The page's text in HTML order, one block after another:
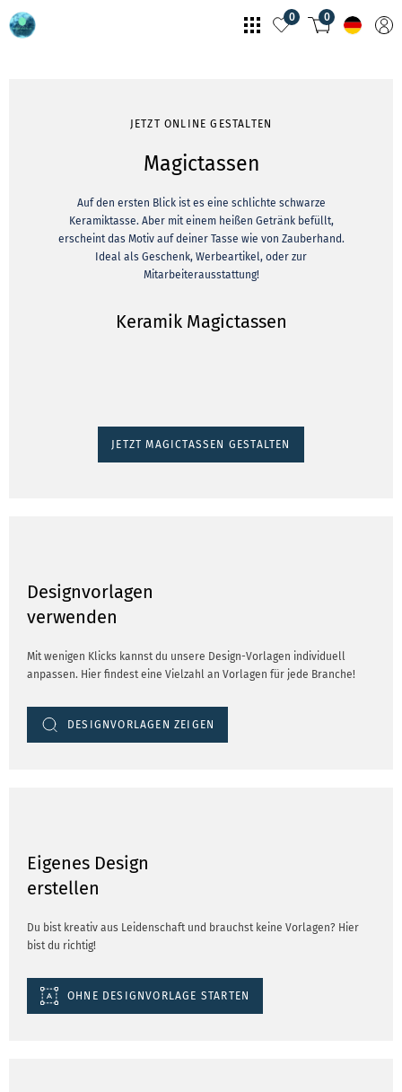
0 0
JETZT ONLINE GESTALTEN
Magictassen
Auf den ersten Blick ist es eine schlichte schwarze
Keramiktasse. Aber mit einem heißen Getränk befüllt,
erscheint das Motiv auf deiner Tasse wie von Zauberhand.
Ideal als Geschenk, Werbeartikel, oder zur
Mitarbeiterausstattung!
Keramik Magictassen
JETZT MAGICTASSEN GESTALTEN
Designvorlagen
verwenden
Mit wenigen Klicks kannst du unsere Design-Vorlagen individuell
anpassen. Hier findest eine Vielzahl an Vorlagen für jede Branche!
DESIGNVORLAGEN ZEIGEN
Eigenes Design
erstellen
Du bist kreativ aus Leidenschaft und brauchst keine Vorlagen? Hier
bist du richtig!
OHNE DESIGNVORLAGE STARTEN